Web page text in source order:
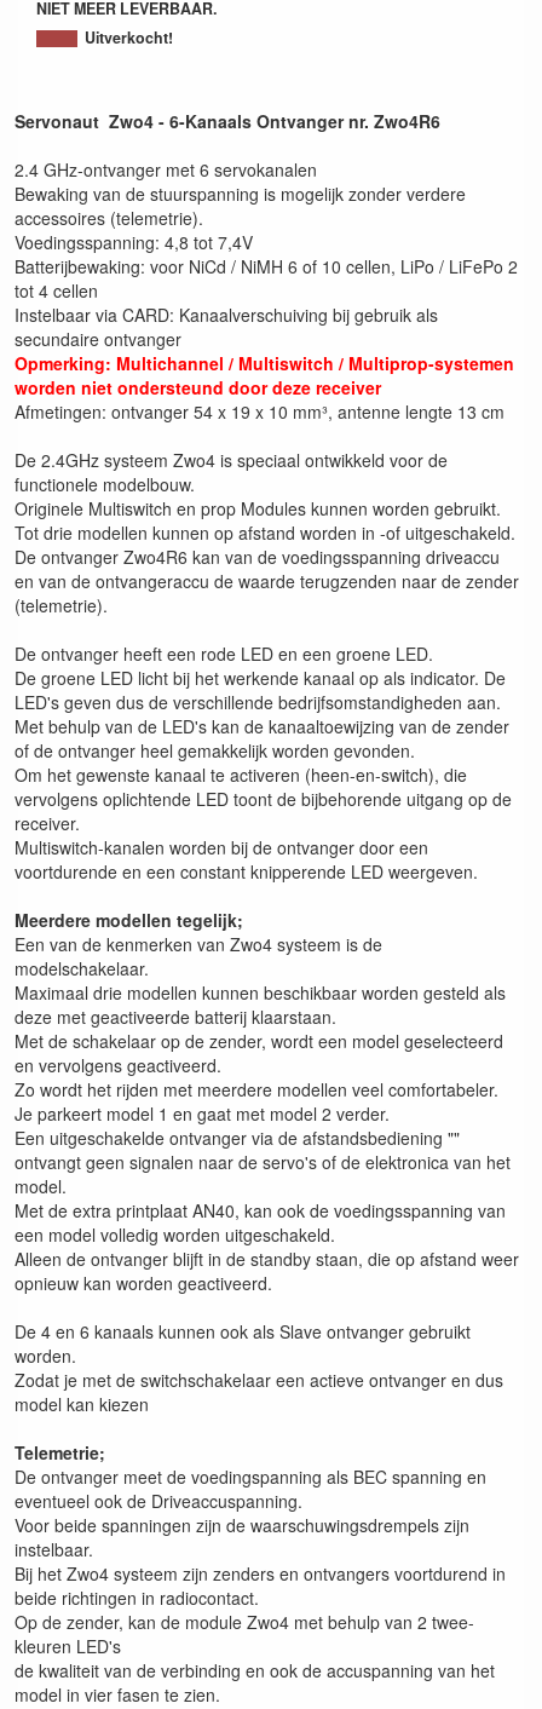
NIET MEER LEVERBAAR.
Uitverkocht!
Servonaut Zwo4 - 6-Kanaals Ontvanger nr. Zwo4R6
2.4 GHz-ontvanger met 6 servokanalen
Bewaking van de stuurspanning is mogelijk zonder verdere
accessoires (telemetrie).
Voedingsspanning: 4,8 tot 7,4V
Batterijbewaking: voor NiCd / NiMH 6 of 10 cellen, LiPo / LiFePo 2
tot 4 cellen
Instelbaar via CARD: Kanaalverschuiving bij gebruik als
secundaire ontvanger
Opmerking: Multichannel / Multiswitch / Multiprop-systemen
worden niet ondersteund door deze receiver
Afmetingen: ontvanger 54 x 19 x 10 mm³, antenne lengte 13 cm
De 2.4GHz systeem Zwo4 is speciaal ontwikkeld voor de
functionele modelbouw.
Originele Multiswitch en prop Modules kunnen worden gebruikt.
Tot drie modellen kunnen op afstand worden in -of uitgeschakeld.
De ontvanger Zwo4R6 kan van de voedingsspanning driveaccu
en van de ontvangeraccu de waarde terugzenden naar de zender
(telemetrie).
De ontvanger heeft een rode LED en een groene LED.
De groene LED licht bij het werkende kanaal op als indicator. De
LED's geven dus de verschillende bedrijfsomstandigheden aan.
Met behulp van de LED's kan de kanaaltoewijzing van de zender
of de ontvanger heel gemakkelijk worden gevonden.
Om het gewenste kanaal te activeren (heen-en-switch), die
vervolgens oplichtende LED toont de bijbehorende uitgang op de
receiver.
Multiswitch-kanalen worden bij de ontvanger door een
voortdurende en een constant knipperende LED weergeven.
Meerdere modellen tegelijk;
Een van de kenmerken van Zwo4 systeem is de
modelschakelaar.
Maximaal drie modellen kunnen beschikbaar worden gesteld als
deze met geactiveerde batterij klaarstaan.
Met de schakelaar op de zender, wordt een model geselecteerd
en vervolgens geactiveerd.
Zo wordt het rijden met meerdere modellen veel comfortabeler.
Je parkeert model 1 en gaat met model 2 verder.
Een uitgeschakelde ontvanger via de afstandsbediening ""
ontvangt geen signalen naar de servo's of de elektronica van het
model.
Met de extra printplaat AN40, kan ook de voedingsspanning van
een model volledig worden uitgeschakeld.
Alleen de ontvanger blijft in de standby staan, die op afstand weer
opnieuw kan worden geactiveerd.
De 4 en 6 kanaals kunnen ook als Slave ontvanger gebruikt
worden.
Zodat je met de switchschakelaar een actieve ontvanger en dus
model kan kiezen
Telemetrie;
De ontvanger meet de voedingspanning als BEC spanning en
eventueel ook de Driveaccuspanning.
Voor beide spanningen zijn de waarschuwingsdrempels zijn
instelbaar.
Bij het Zwo4 systeem zijn zenders en ontvangers voortdurend in
beide richtingen in radiocontact.
Op de zender, kan de module Zwo4 met behulp van 2 twee-
kleuren LED's
de kwaliteit van de verbinding en ook de accuspanning van het
model in vier fasen te zien.